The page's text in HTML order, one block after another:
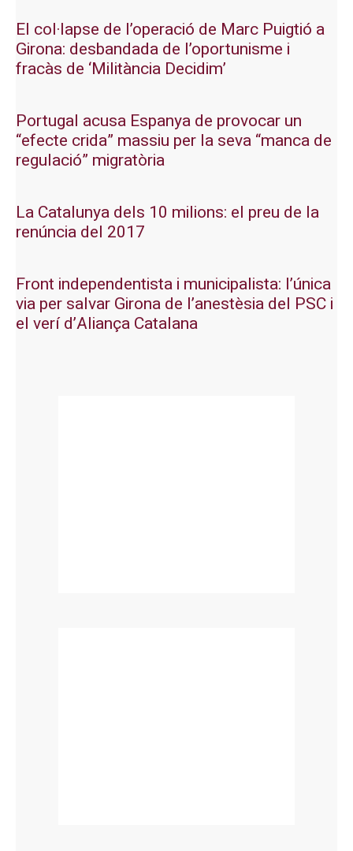
El col·lapse de l’operació de Marc Puigtió a
Girona: desbandada de l’oportunisme i
fracàs de ‘Militància Decidim’
Portugal acusa Espanya de provocar un
“efecte crida” massiu per la seva “manca de
regulació” migratòria
La Catalunya dels 10 milions: el preu de la
renúncia del 2017
Front independentista i municipalista: l’única
via per salvar Girona de l’anestèsia del PSC i
el verí d’Aliança Catalana